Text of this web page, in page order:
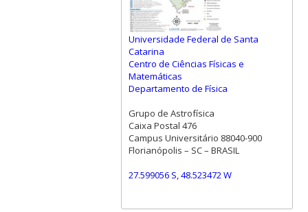
Universidade Federal de Santa
Catarina
Centro de Ciências Físicas e
Matemáticas
Departamento de Física
Grupo de Astrofísica
Caixa Postal 476
Campus Universitário 88040-900
Florianópolis – SC – BRASIL
27.599056 S, 48.523472 W